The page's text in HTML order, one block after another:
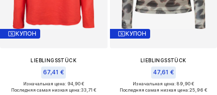
КУПОН
LIEBLINGSSTÜCK
67,41 €
Изначальная цена: 94,90 €
Последняя самая низкая цена:33,71 €
КУПОН
LIEBLINGSSTÜCK
47,61 €
Изначальная цена: 89,90 €
Последняя самая низкая цена:25,96 €